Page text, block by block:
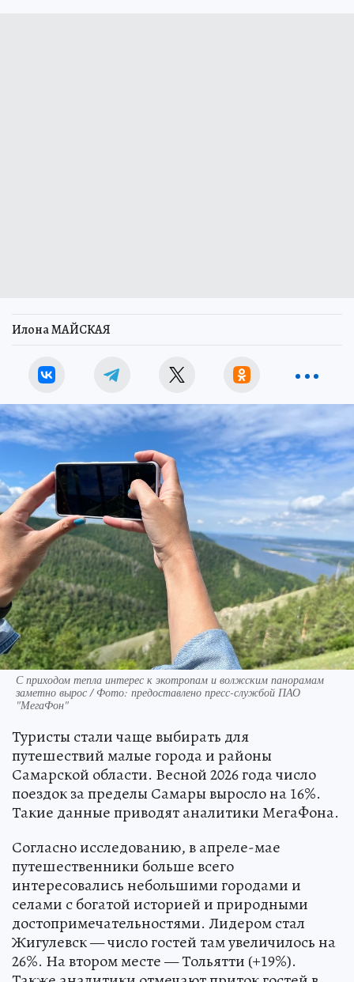
Илона МАЙСКАЯ
С приходом тепла интерес к экотропам и волжским панорамам
заметно вырос / Фото: предоставлено пресс-службой ПАО
"МегаФон"
Туристы стали чаще выбирать для
путешествий малые города и районы
Самарской области. Весной 2026 года число
поездок за пределы Самары выросло на 16%.
Такие данные приводят аналитики МегаФона.
Согласно исследованию, в апреле-мае
путешественники больше всего
интересовались небольшими городами и
селами с богатой историей и природными
достопримечательностями. Лидером стал
Жигулевск — число гостей там увеличилось на
26%. На втором месте — Тольятти (+19%).